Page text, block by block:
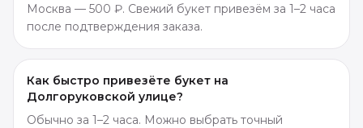
Москва — 500 ₽. Свежий букет привезём за 1–2 часа
после подтверждения заказа.
Как быстро привезёте букет на
Долгоруковской улице?
Обычно за 1–2 часа. Можно выбрать точный